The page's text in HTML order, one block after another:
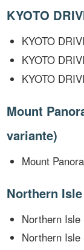
KYOTO
KYOTO
KYOTO
KYOTO
Mount
variante)
Mount
Northern
Northern Isle
Northern Isle